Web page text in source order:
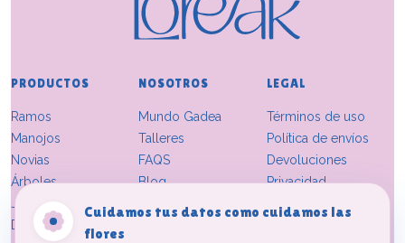
PRODUCTOS
Ramos
Manojos
Novias
Árboles
Jarrones
Decoración
NOSOTROS
Mundo Gadea
Talleres
FAQS
Blog
Contacto
LEGAL
Términos de uso
Política de envíos
Devoluciones
Privacidad
Cuidamos tus datos como cuidamos las
flores